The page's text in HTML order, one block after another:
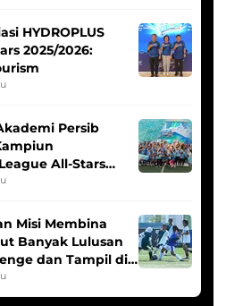
HYDROPLUS
2025/2026:
Persib
All-Stars
Misi Membina
Banyak Lulusan
dan Tampil di